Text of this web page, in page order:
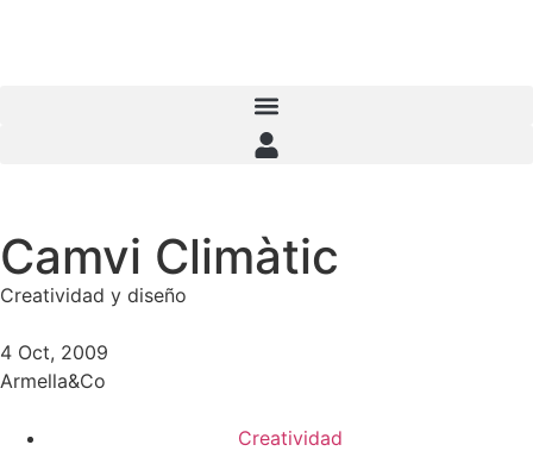
Camvi Climàtic
Creatividad y diseño
4 Oct, 2009
Armella&Co
Creatividad